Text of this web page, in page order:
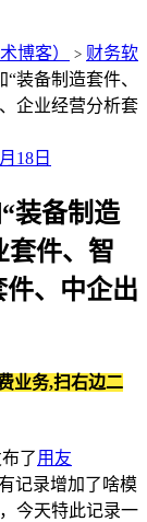
博客） > 财务软
装备制造套件、
企业经营分析套
18日
装备制造
套件、智
、中企出
业务,扫右边二
了用友
记录增加了啥模
今天特此记录一